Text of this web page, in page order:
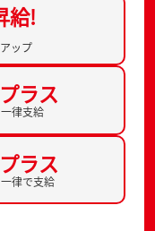
給!
ップ
ラス
律支給
ラス
律で支給